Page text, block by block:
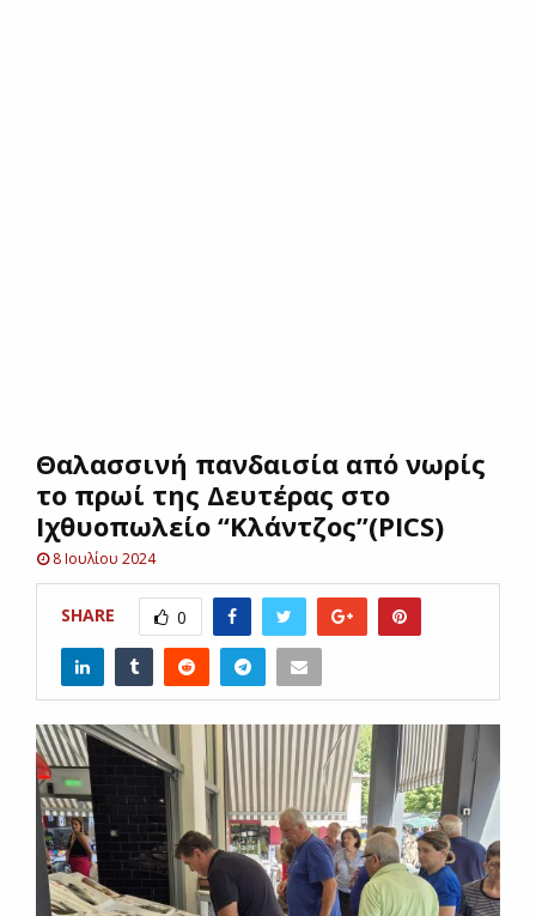
UΘαλασσινή πανδαισία από νωρίς
το πρωί της Δευτέρας στο
Ιχθυοπωλείο “Κλάντζος”(PICS)
8 Ιουλίου 2024
SHARE 0